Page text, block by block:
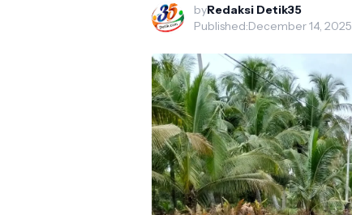
byRedaksi Detik35
Published:December 14, 2025